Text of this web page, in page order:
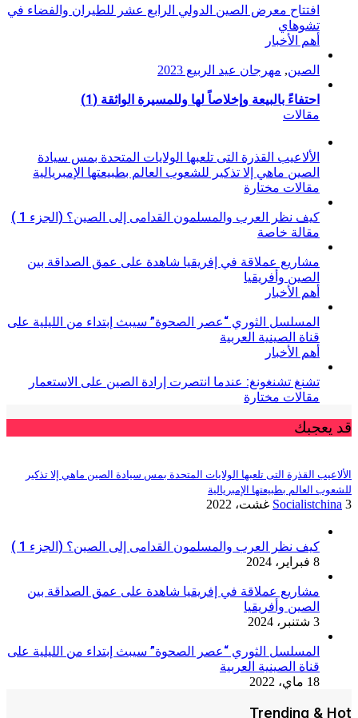
افتتاح معرض الصين الدولي الرابع عشر للطيران والفضاء في
تشوهاي
أهم الأخبار
الصين, مهرجان عيد الربيع 2023
احتفاءً بالبيعة وإخلاصاً لها وللمسيرة الواثقة (1)
مقالات
الألاعيب القذرة التى تلعبها الولايات المتحدة بمس سيادة
الصين ماهي إلا تذكير للشعوب العالم بطبيعتها الإمبريالية
مقالات مختارة
كيف نظر العرب والمسلمون القدامى إلى الصين؟ (الجزء 1 )
مقالة خاصة
مشاريع عملاقة في إفريقيا شاهدة على عمق الصداقة بين
الصين وأفريقيا
أهم الأخبار
المسلسل الثوري “عصر الصحوة” سيبث إبتداء من الليلية على
قناة الصينية العربية
أهم الأخبار
تشنغ تشنغونغ: عندما انتصرت إرادة الصين على الاستعمار
مقالات مختارة
قد يعجبك
الألاعيب القذرة التى تلعبها الولايات المتحدة بمس سيادة الصين ماهي إلا تذكير
للشعوب العالم بطبيعتها الإمبريالية
Socialistchina 3 غشت، 2022
كيف نظر العرب والمسلمون القدامى إلى الصين؟ (الجزء 1 )
8 فبراير، 2024
مشاريع عملاقة في إفريقيا شاهدة على عمق الصداقة بين
الصين وأفريقيا
3 شتنبر، 2024
المسلسل الثوري “عصر الصحوة” سيبث إبتداء من الليلية على
قناة الصينية العربية
18 ماي، 2022
Trending & Hot